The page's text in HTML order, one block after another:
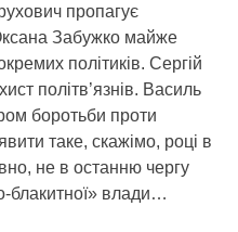
пропагує
Забужко майже
політиків. Сергій
політв’язнів. Василь
боротьби проти
таке, скажімо, році в
не в останню чергу
блакитної» влади…